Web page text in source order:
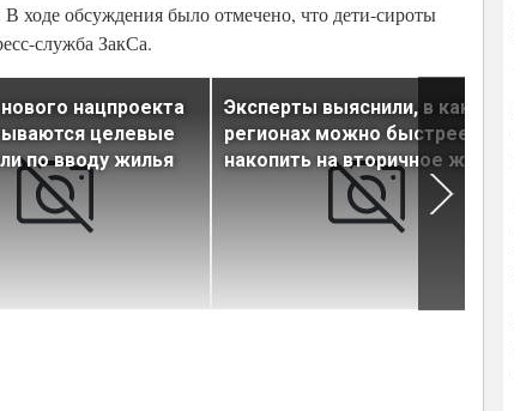
ходе обсуждения было отмечено, что дети-сироты
служба ЗакСа.
нацпроекта
целевые
по вводу жилья
Эксперты выяснили, в каких
регионах можно быстрее
накопить на вторичное жилье